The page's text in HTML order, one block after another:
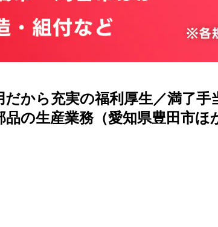
から充実の福利厚生／満了手
の生産業務（愛知県豊田市ほ